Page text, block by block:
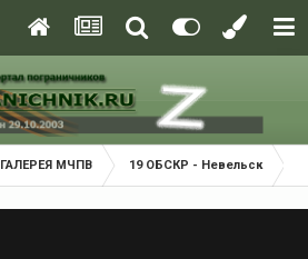
ГАЛЕРЕЯ МЧПВ 19 ОБСКР - Невельск